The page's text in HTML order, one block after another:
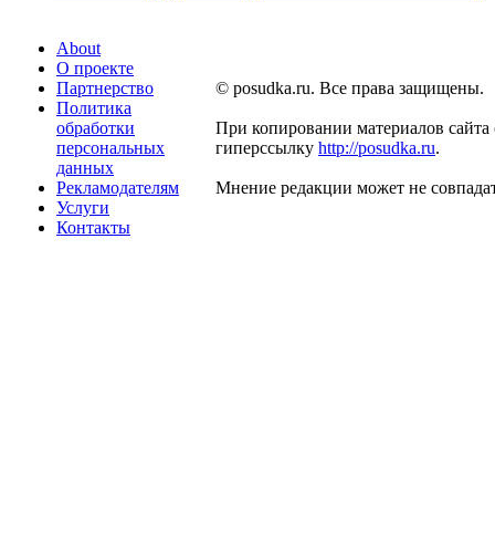
About
О проекте
Партнерство
Политика
обработки
персональных
данных
Рекламодателям
Услуги
Контакты
© posudka.ru. Все права защищены.
При копировании материалов сайта
гиперссылку http://posudka.ru.
Мнение редакции может не